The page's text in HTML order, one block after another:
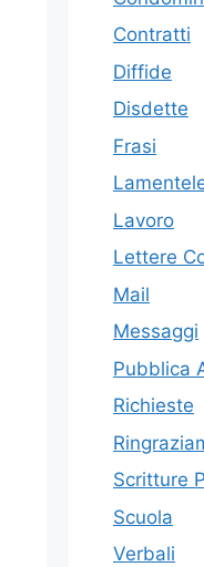
Contratti
Diffide
Disdette
Frasi
Lavoro
Lettere
Mail
Messaggi
Pubblica
Richieste
Scritture
Scuola
Verbali